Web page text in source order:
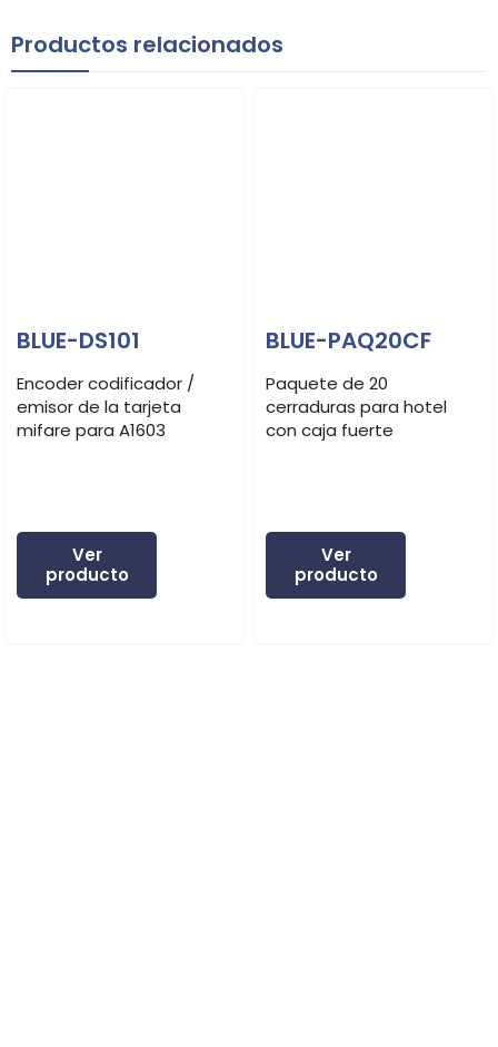
Productos relacionados
BLUE-DS101
Encoder codificador /
emisor de la tarjeta
mifare para A1603
Ver
producto
BLUE-PAQ20CF
Paquete de 20
cerraduras para hotel
con caja fuerte
Ver
producto